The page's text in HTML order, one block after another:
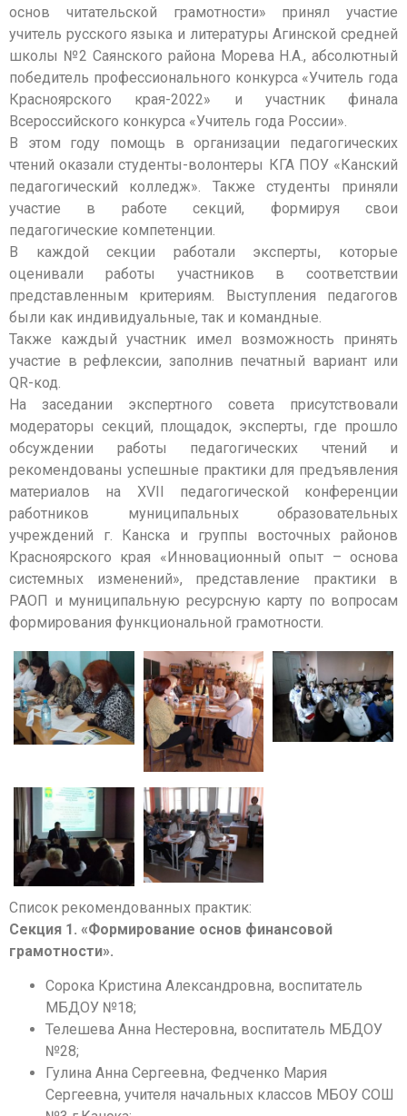
основ читательской грамотности» принял участие
учитель русского языка и литературы Агинской средней
школы №2 Саянского района Морева Н.А., абсолютный
победитель профессионального конкурса «Учитель года
Красноярского края-2022» и участник финала
Всероссийского конкурса «Учитель года России».
В этом году помощь в организации педагогических
чтений оказали студенты-волонтеры КГА ПОУ «Канский
педагогический колледж». Также студенты приняли
участие в работе секций, формируя свои
педагогические компетенции.
В каждой секции работали эксперты, которые
оценивали работы участников в соответствии
представленным критериям. Выступления педагогов
были как индивидуальные, так и командные.
Также каждый участник имел возможность принять
участие в рефлексии, заполнив печатный вариант или
QR-код.
На заседании экспертного совета присутствовали
модераторы секций, площадок, эксперты, где прошло
обсуждении работы педагогических чтений и
рекомендованы успешные практики для предъявления
материалов на XVII педагогической конференции
работников муниципальных образовательных
учреждений г. Канска и группы восточных районов
Красноярского края «Инновационный опыт – основа
системных изменений», представление практики в
РАОП и муниципальную ресурсную карту по вопросам
формирования функциональной грамотности.
Список рекомендованных практик:
Секция 1. «Формирование основ финансовой
грамотности».
Сорока Кристина Александровна, воспитатель
МБДОУ №18;
Телешева Анна Нестеровна, воспитатель МБДОУ
№28;
Гулина Анна Сергеевна, Федченко Мария
Сергеевна, учителя начальных классов МБОУ СОШ